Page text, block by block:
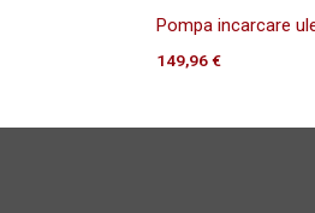
Pompa incarcare
149,96€